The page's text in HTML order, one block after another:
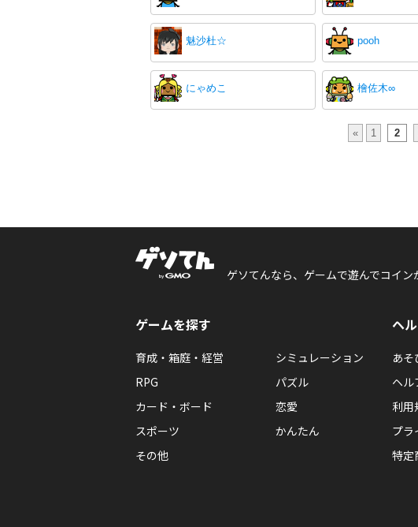
魅沙杜☆ pooh
にゃめこ 檜佐木∞
« 1 2
ゲソてんなら、ゲームで遊んでコイン
ゲームを探す
育成・箱庭・経営
シミュレーション
RPG
パズル
カード・ボード
恋愛
スポーツ
かんたん
その他
ヘ
あそ
ヘル
利用
プラ
特定